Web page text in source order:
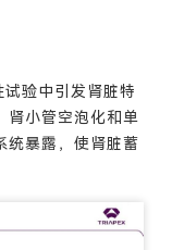
验中引发肾脏特
肾小管空泡化和单
统暴露，使肾脏蓄